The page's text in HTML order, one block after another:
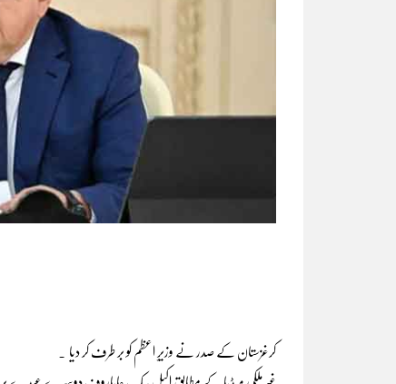
کرغزستان کے صدر نے وزیرٍ اعظم کو بر طرف کر دیا ۔